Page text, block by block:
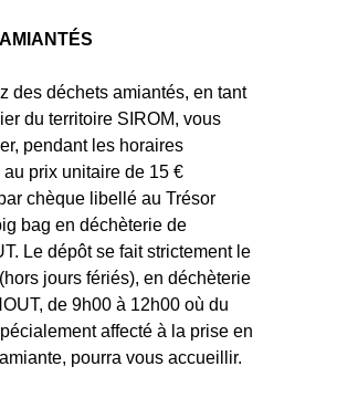
des déchets amiantés, en tant
du territoire SIROM, vous
pendant les horaires
au prix unitaire de 15 €
chèque libellé au Trésor
bag en déchèterie de
Le dépôt se fait strictement le
jours fériés), en déchèterie
de 9h00 à 12h00 où du
affecté à la prise en
pourra vous accueillir.